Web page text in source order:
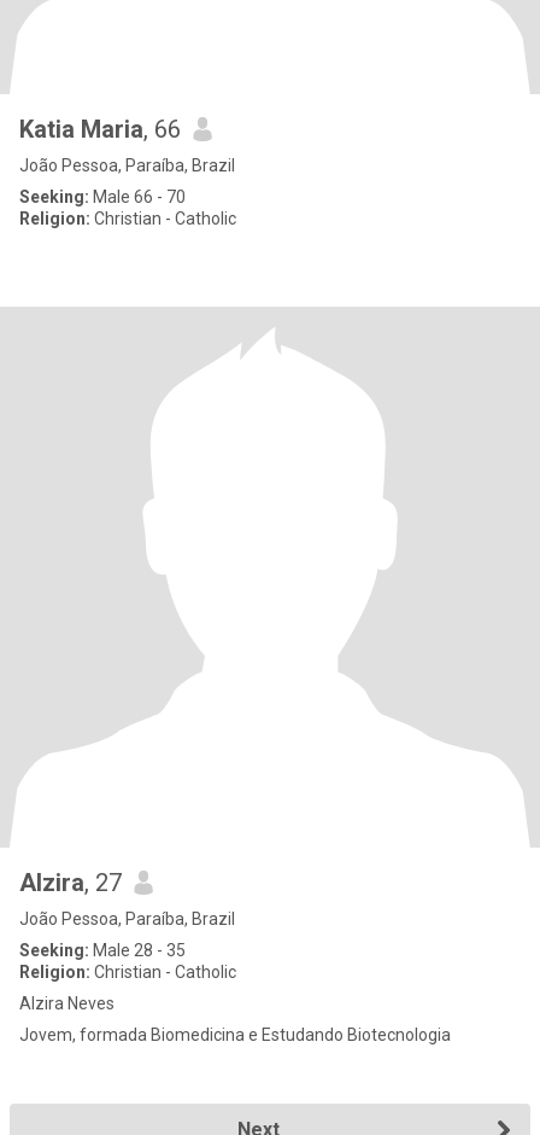
Katia Maria, 66
João Pessoa, Paraíba, Brazil
Seeking: Male 66 - 70
Religion: Christian - Catholic
Alzira, 27
João Pessoa, Paraíba, Brazil
Seeking: Male 28 - 35
Religion: Christian - Catholic
Alzira Neves
Jovem, formada Biomedicina e Estudando Biotecnologia
Next